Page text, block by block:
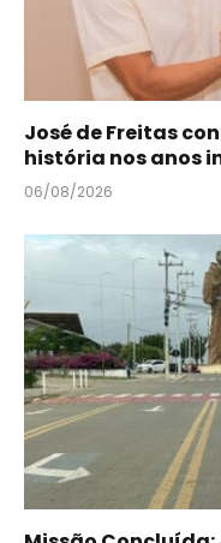
José de Freitas
história nos anos
06/08/2026